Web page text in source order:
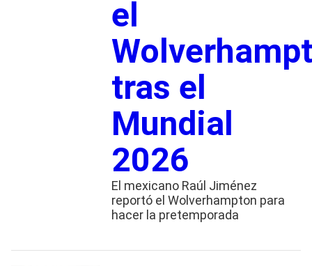
el
tras el
Mundial
2026
El mexicano Raúl Jiménez
reportó el Wolverhampton para
hacer la pretemporada